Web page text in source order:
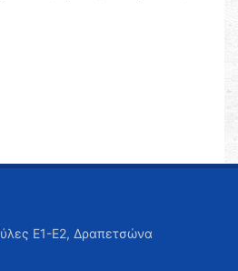
Ε1-Ε2, Δραπετσώνα